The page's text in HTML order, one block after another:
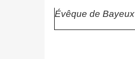
Évêque de Bayeux